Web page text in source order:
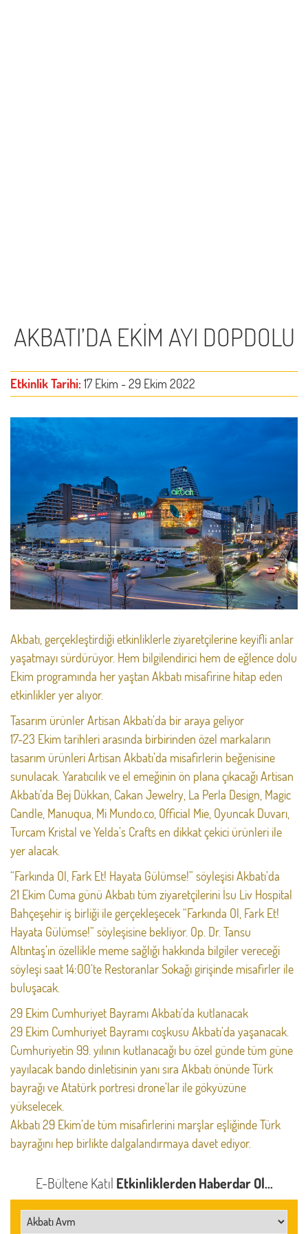
AKBATI’DA EKİM AYI DOPDOLU
Etkinlik Tarihi: 17 Ekim - 29 Ekim 2022
Akbatı, gerçekleştirdiği etkinliklerle ziyaretçilerine keyifli anlar
yaşatmayı sürdürüyor. Hem bilgilendirici hem de eğlence dolu
Ekim programında her yaştan Akbatı misafirine hitap eden
etkinlikler yer alıyor.
Tasarım ürünler Artisan Akbatı’da bir araya geliyor
17-23 Ekim tarihleri arasında birbirinden özel markaların
tasarım ürünleri Artisan Akbatı’da misafirlerin beğenisine
sunulacak. Yaratıcılık ve el emeğinin ön plana çıkacağı Artisan
Akbatı’da Bej Dükkan, Cakan Jewelry, La Perla Design, Magic
Candle, Manuqua, Mi Mundo.co, Official Mie, Oyuncak Duvarı,
Turcam Kristal ve Yelda’s Crafts en dikkat çekici ürünleri ile
yer alacak.
“Farkında Ol, Fark Et! Hayata Gülümse!” söyleşisi Akbatı’da
21 Ekim Cuma günü Akbatı tüm ziyaretçilerini İsu Liv Hospital
Bahçeşehir iş birliği ile gerçekleşecek “Farkında Ol, Fark Et!
Hayata Gülümse!” söyleşisine bekliyor. Op. Dr. Tansu
Altıntaş’ın özellikle meme sağlığı hakkında bilgiler vereceği
söyleşi saat 14:00’te Restoranlar Sokağı girişinde misafirler ile
buluşacak.
29 Ekim Cumhuriyet Bayramı Akbatı’da kutlanacak
29 Ekim Cumhuriyet Bayramı coşkusu Akbatı’da yaşanacak.
Cumhuriyetin 99. yılının kutlanacağı bu özel günde tüm güne
yayılacak bando dinletisinin yanı sıra Akbatı önünde Türk
bayrağı ve Atatürk portresi drone’lar ile gökyüzüne
yükselecek.
Akbatı 29 Ekim’de tüm misafirlerini marşlar eşliğinde Türk
bayrağını hep birlikte dalgalandırmaya davet ediyor.
E-Bültene Katıl Etkinliklerden Haberdar Ol...